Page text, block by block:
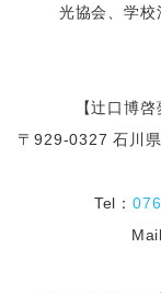
光協会、学校
【辻󠄀口博
〒929-0327 石川
Tel：